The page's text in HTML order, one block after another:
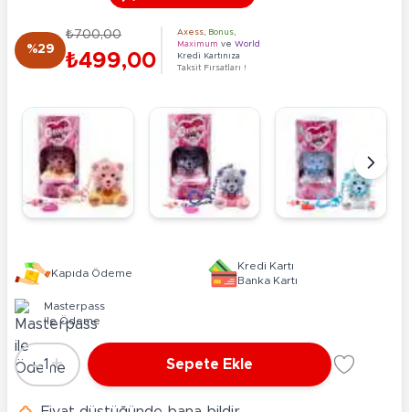
%29
₺700,00
₺499,00
Axess Bonus
Maximum ve World
Kredi Kartınıza
Taksit Fırsatları !
Kapıda Ödeme
Kredi Kartı
Banka Kartı
Masterpass
ile Ödeme
Adet
-1 + Sepete Ekle